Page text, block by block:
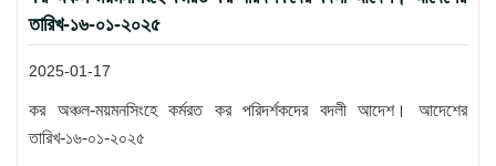
তারিখ-১৬-০১-২০২৫
2025-01-17
কর অঞ্চল-ময়মনসিংহে কর্মরত কর পরিদর্শকদের বদলী আদেশ। আদেশের
তারিখ-১৬-০১-২০২৫